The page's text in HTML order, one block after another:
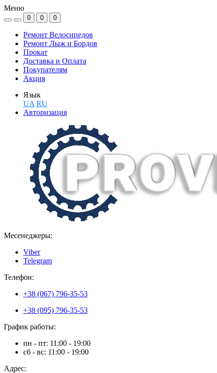
Меню
0 0 0
Ремонт Велосипедов
Ремонт Лыж и Бордов
Прокат
Доставка и Оплата
Покупателям
Акция
Язык
UA RU
Авторизация
Месенеджеры:
Viber
Telegram
Телефон:
+38 (067) 796-35-53
+38 (095) 796-35-53
График работы:
пн - пт: 11:00 - 19:00
сб - вс: 11:00 - 19:00
Адрес: